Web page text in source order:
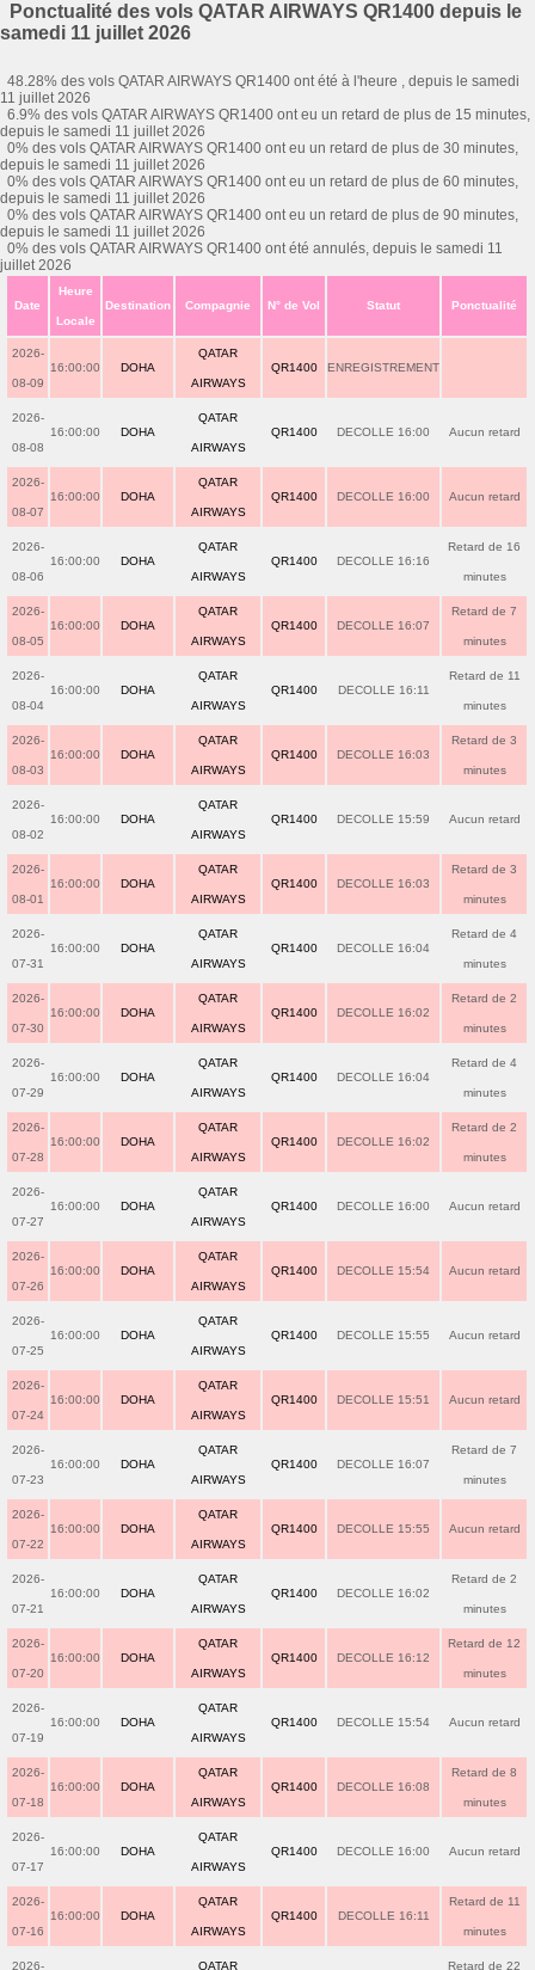
Ponctualité des vols QATAR AIRWAYS QR1400 depuis le
samedi 11 juillet 2026
48.28% des vols QATAR AIRWAYS QR1400 ont été à l'heure , depuis le samedi
11 juillet 2026
6.9% des vols QATAR AIRWAYS QR1400 ont eu un retard de plus de 15 minutes,
depuis le samedi 11 juillet 2026
0% des vols QATAR AIRWAYS QR1400 ont eu un retard de plus de 30 minutes,
depuis le samedi 11 juillet 2026
0% des vols QATAR AIRWAYS QR1400 ont eu un retard de plus de 60 minutes,
depuis le samedi 11 juillet 2026
0% des vols QATAR AIRWAYS QR1400 ont eu un retard de plus de 90 minutes,
depuis le samedi 11 juillet 2026
0% des vols QATAR AIRWAYS QR1400 ont été annulés, depuis le samedi 11
juillet 2026
Date
Heure
Locale
Destination Compagnie N° de Vol Statut Ponctualité
2026-
08-09
16:00:00 DOHA
QATAR
AIRWAYS
QR1400 ENREGISTREMENT
2026-
08-08
16:00:00 DOHA
QATAR
AIRWAYS
QR1400 DECOLLE 16:00 Aucun retard
2026-
08-07
16:00:00 DOHA
QATAR
AIRWAYS
QR1400 DECOLLE 16:00 Aucun retard
2026-
08-06
16:00:00 DOHA
QATAR
AIRWAYS
QR1400 DECOLLE 16:16
Retard de 16
minutes
2026-
08-05
16:00:00 DOHA
QATAR
AIRWAYS
QR1400 DECOLLE 16:07
Retard de 7
minutes
2026-
08-04
16:00:00 DOHA
QATAR
AIRWAYS
QR1400 DECOLLE 16:11
Retard de 11
minutes
2026-
08-03
16:00:00 DOHA
QATAR
AIRWAYS
QR1400 DECOLLE 16:03
Retard de 3
minutes
2026-
08-02
16:00:00 DOHA
QATAR
AIRWAYS
QR1400 DECOLLE 15:59 Aucun retard
2026-
08-01
16:00:00 DOHA
QATAR
AIRWAYS
QR1400 DECOLLE 16:03
Retard de 3
minutes
2026-
07-31
16:00:00 DOHA
QATAR
AIRWAYS
QR1400 DECOLLE 16:04
Retard de 4
minutes
2026-
07-30
16:00:00 DOHA
QATAR
AIRWAYS
QR1400 DECOLLE 16:02
Retard de 2
minutes
2026-
07-29
16:00:00 DOHA
QATAR
AIRWAYS
QR1400 DECOLLE 16:04
Retard de 4
minutes
2026-
07-28
16:00:00 DOHA
QATAR
AIRWAYS
QR1400 DECOLLE 16:02
Retard de 2
minutes
2026-
07-27
16:00:00 DOHA
QATAR
AIRWAYS
QR1400 DECOLLE 16:00 Aucun retard
2026-
07-26
16:00:00 DOHA
QATAR
AIRWAYS
QR1400 DECOLLE 15:54 Aucun retard
2026-
07-25
16:00:00 DOHA
QATAR
AIRWAYS
QR1400 DECOLLE 15:55 Aucun retard
2026-
07-24
16:00:00 DOHA
QATAR
AIRWAYS
QR1400 DECOLLE 15:51 Aucun retard
2026-
07-23
16:00:00 DOHA
QATAR
AIRWAYS
QR1400 DECOLLE 16:07
Retard de 7
minutes
2026-
07-22
16:00:00 DOHA
QATAR
AIRWAYS
QR1400 DECOLLE 15:55 Aucun retard
2026-
07-21
16:00:00 DOHA
QATAR
AIRWAYS
QR1400 DECOLLE 16:02
Retard de 2
minutes
2026-
07-20
16:00:00 DOHA
QATAR
AIRWAYS
QR1400 DECOLLE 16:12
Retard de 12
minutes
2026-
07-19
16:00:00 DOHA
QATAR
AIRWAYS
QR1400 DECOLLE 15:54 Aucun retard
2026-
07-18
16:00:00 DOHA
QATAR
AIRWAYS
QR1400 DECOLLE 16:08
Retard de 8
minutes
2026-
07-17
16:00:00 DOHA
QATAR
AIRWAYS
QR1400 DECOLLE 16:00 Aucun retard
2026-
07-16
16:00:00 DOHA
QATAR
AIRWAYS
QR1400 DECOLLE 16:11
Retard de 11
minutes
2026- QATAR Retard de 22